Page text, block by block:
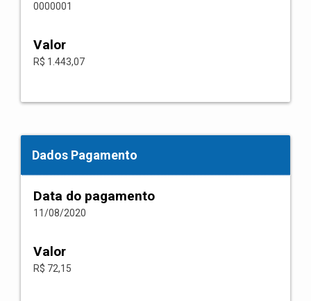
0000001
Valor
R$ 1.443,07
Dados Pagamento
Data do pagamento
11/08/2020
Valor
R$ 72,15